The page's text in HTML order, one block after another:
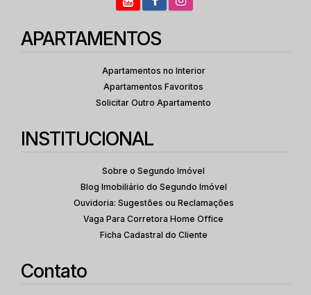
APARTAMENTOS
Apartamentos no Interior
Apartamentos Favoritos
Solicitar Outro Apartamento
INSTITUCIONAL
Sobre o Segundo Imóvel
Blog Imobiliário do Segundo Imóvel
Ouvidoria: Sugestões ou Reclamações
Vaga Para Corretora Home Office
Ficha Cadastral do Cliente
Contato